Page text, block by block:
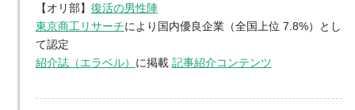
【オリ部】 復活の男性陣
東京商工リサーチにより国内優良企業（全国上位 7.8%）とし
て認定
紹介誌（エラベル） に掲載 記事紹介コンテンツ